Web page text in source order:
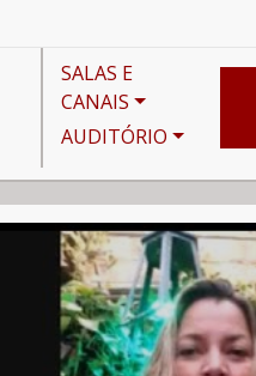
SALAS E
CANAIS
AUDITÓRIO